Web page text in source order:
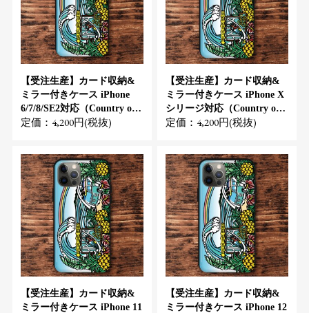
【受注生産】カード収納&
ミラー付きケース iPhone
6/7/8/SE2対応（Country of
Hawaii）
定価：4,200円(税抜)
【受注生産】カード収納&
ミラー付きケース iPhone X
シリージ対応（Country of
Hawaii）
定価：4,200円(税抜)
【受注生産】カード収納&
ミラー付きケース iPhone 11
【受注生産】カード収納&
ミラー付きケース iPhone 12